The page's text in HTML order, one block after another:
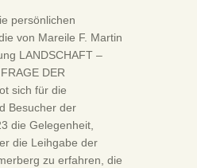
persönlichen
von Mareile F. Martin
LANDSCHAFT –
DER
sich für die
Besucher der
die Gelegenheit,
die Leihgabe der
zu erfahren, die